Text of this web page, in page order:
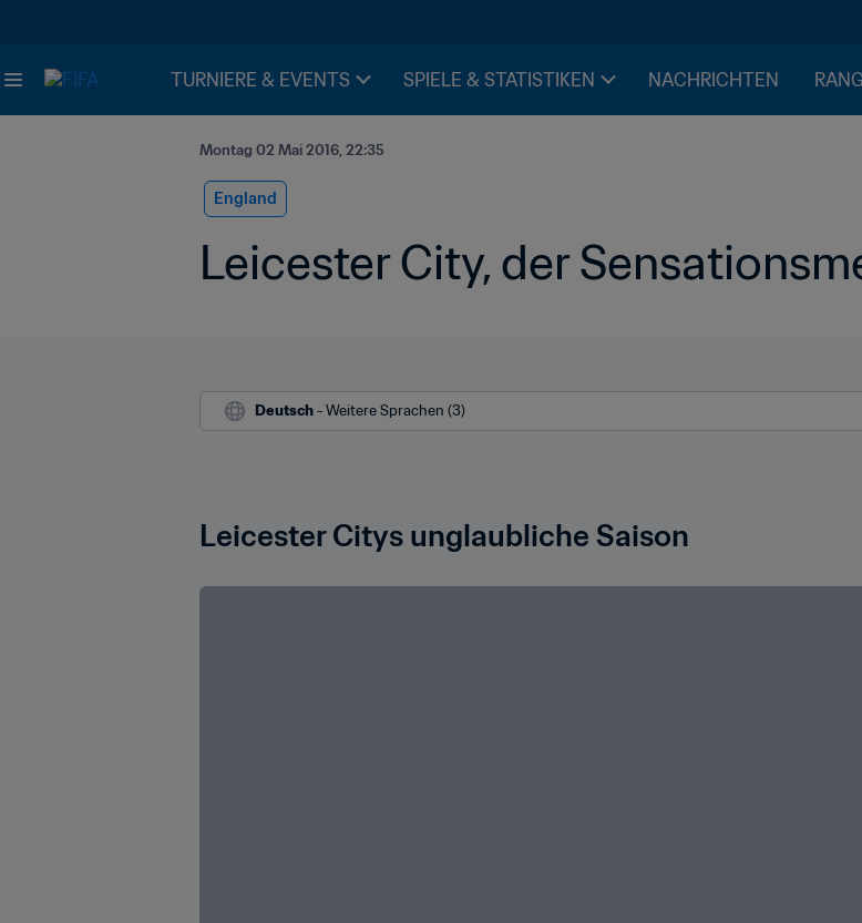
TURNIERE & EVENTS SPIELE & STATISTIKEN NACHRICHTEN
Montag 02 Mai 2016, 22:35
England
Leicester City, der
Deutsch - Weitere Sprachen (3)
Leicester Citys unglaubliche Saison